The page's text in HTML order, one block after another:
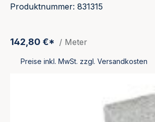
Produktnummer: 831315
142,80 €* / Meter
Preise inkl. MwSt. zzgl. Versandkosten